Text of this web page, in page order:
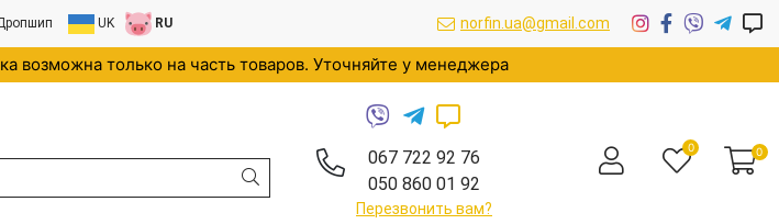
UK RU norfin.ua@gmail.com
возможна только на часть товаров. Уточняйте у менеджера
067 722 92 76
050 860 01 92
Перезвонить вам?
0 0